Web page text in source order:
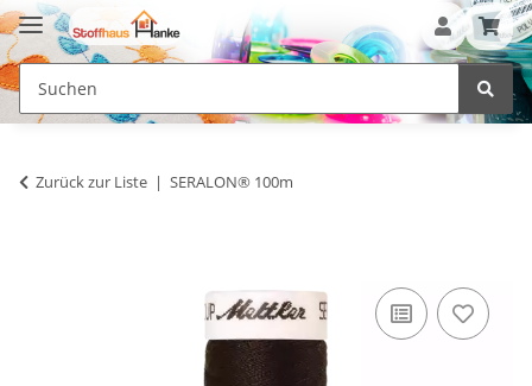
Zurück zur Liste SERALON® 100m